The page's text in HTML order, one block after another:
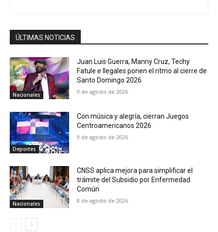
ÚLTIMAS NOTICIAS
Nacionales
Juan Luis Guerra, Manny Cruz, Techy
Fatule e Ilegales ponen el ritmo al cierre de
Santo Domingo 2026
9 de agosto de 2026
Deportes
Con música y alegría, cierran Juegos
Centroamericanos 2026
9 de agosto de 2026
Nacionales
CNSS aplica mejora para simplificar el
trámite del Subsidio por Enfermedad
Común
8 de agosto de 2026